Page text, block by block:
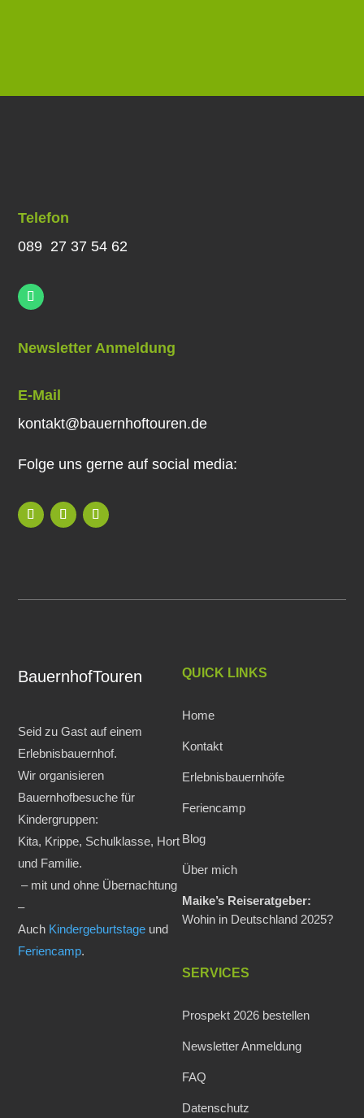
Telefon
089 27 37 54 62
Newsletter Anmeldung
E-Mail
kontakt@bauernhoftouren.de
Folge uns gerne auf social media:
BauernhofTouren
Seid zu Gast auf einem
Erlebnisbauernhof.
Wir organisieren
Bauernhofbesuche für
Kindergruppen:
Kita, Krippe, Schulklasse, Hort
und Familie.
– mit und ohne Übernachtung
–
Auch Kindergeburtstage und
Feriencamp.
QUICK LINKS
Home
Kontakt
Erlebnisbauernhöfe
Feriencamp
Blog
Über mich
Maike’s Reiseratgeber:
Wohin in Deutschland 2025?
SERVICES
Prospekt 2026 bestellen
Newsletter Anmeldung
FAQ
Datenschutz